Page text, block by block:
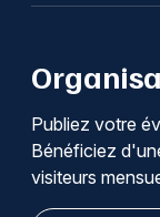
Publiez votre
Bénéficiez
visiteurs